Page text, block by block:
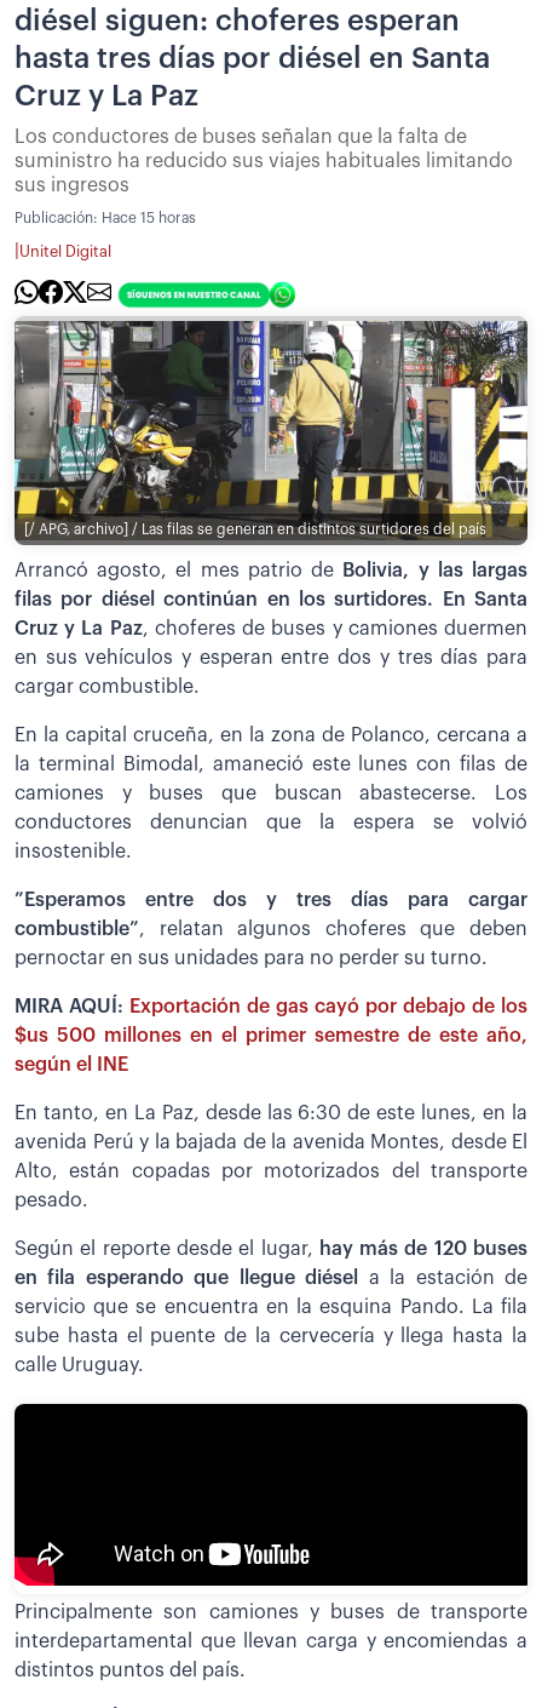
diésel siguen: choferes esperan
hasta tres días por diésel en Santa
Cruz y La Paz
Los conductores de buses señalan que la falta de
suministro ha reducido sus viajes habituales limitando
sus ingresos
Publicación: Hace 15 horas
Unitel Digital
[/ APG, archivo] / Las filas se generan en distintos surtidores del país
Arrancó agosto, el mes patrio de
Bolivia, y las largas
filas por diésel continúan en los surtidores. En Santa
Cruz y La Paz, choferes de buses y camiones duermen
en sus vehículos y esperan entre dos y tres días para
cargar combustible.
En la capital cruceña, en la zona de Polanco, cercana a
la terminal Bimodal, amaneció este lunes con filas de
camiones y buses que buscan abastecerse. Los
conductores denuncian que la espera se volvió
insostenible.
”Esperamos entre dos y tres días para cargar
combustible”, relatan algunos choferes que deben
pernoctar en sus unidades para no perder su turno.
MIRA AQUÍ: Exportación de gas cayó por debajo de los
$us 500 millones en el primer semestre de este año,
según el INE
En tanto, en La Paz, desde las 6:30 de este lunes, en la
avenida Perú y la bajada de la avenida Montes, desde El
Alto, están copadas por motorizados del transporte
pesado.
Según el reporte desde el lugar, hay más de 120 buses
en fila esperando que llegue diésel
a la estación de
servicio que se encuentra en la esquina Pando. La fila
sube hasta el puente de la cervecería y llega hasta la
calle Uruguay.
Principalmente son camiones y buses de transporte
interdepartamental que llevan carga y encomiendas a
distintos puntos del país.